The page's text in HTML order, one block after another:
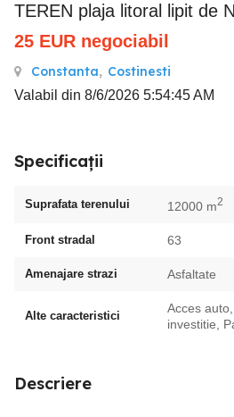
TEREN plaja litoral lipit de
25 EUR negociabil
Constanta, Costinesti
Valabil din 8/6/2026 5:54:45 AM
Specificații
Suprafata terenului 12000 m2
Front stradal 63
Amenajare strazi Asfaltate
Alte caracteristici
Acces
investitie,
Descriere